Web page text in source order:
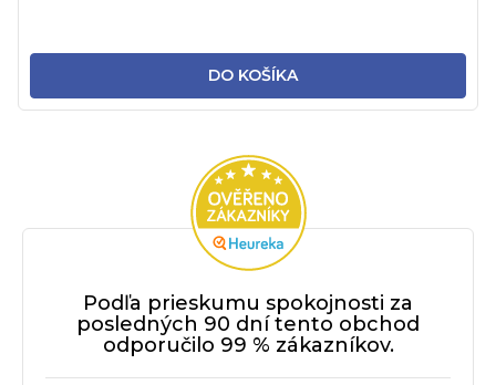
DO KOŠÍKA
Podľa prieskumu spokojnosti za
posledných 90 dní tento obchod
odporučilo 99 % zákazníkov.